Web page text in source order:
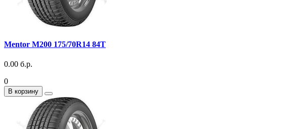
Mentor M200 175/70R14 84T
0.00 б.р.
0
В корзину